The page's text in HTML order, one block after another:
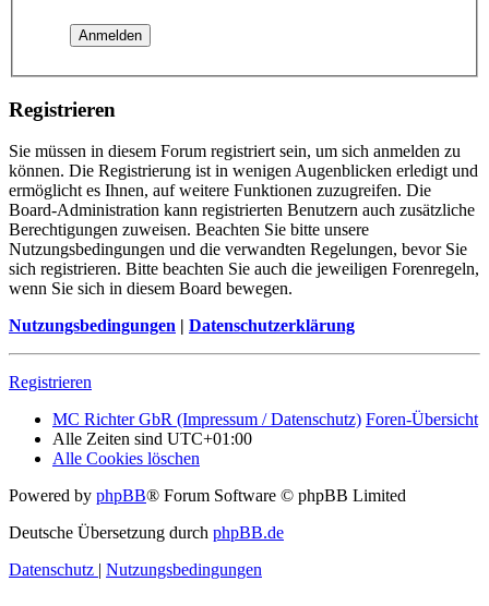
Registrieren
Sie müssen in diesem Forum registriert sein, um sich anmelden zu
können. Die Registrierung ist in wenigen Augenblicken erledigt und
ermöglicht es Ihnen, auf weitere Funktionen zuzugreifen. Die
Board-Administration kann registrierten Benutzern auch zusätzliche
Berechtigungen zuweisen. Beachten Sie bitte unsere
Nutzungsbedingungen und die verwandten Regelungen, bevor Sie
sich registrieren. Bitte beachten Sie auch die jeweiligen Forenregeln,
wenn Sie sich in diesem Board bewegen.
Nutzungsbedingungen | Datenschutzerklärung
Registrieren
MC Richter GbR (Impressum / Datenschutz) Foren-Übersicht
Alle Zeiten sind UTC+01:00
Alle Cookies löschen
Powered by phpBB® Forum Software © phpBB Limited
Deutsche Übersetzung durch phpBB.de
Datenschutz | Nutzungsbedingungen